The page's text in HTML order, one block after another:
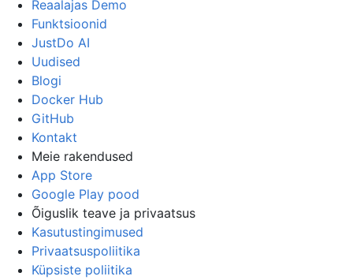
Reaalajas Demo
Funktsioonid
JustDo AI
Uudised
Blogi
Docker Hub
GitHub
Kontakt
Meie rakendused
App Store
Google Play pood
Õiguslik teave ja privaatsus
Kasutustingimused
Privaatsuspoliitika
Küpsiste poliitika